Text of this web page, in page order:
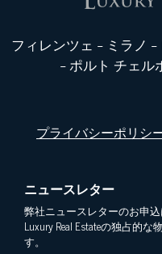
フィレンツェ - ミラノ -
- ポルト チェル
プライバシーポリシ
ニュースレター
弊社ニュースレターのお申
Luxury Real Estateの独占的
す。